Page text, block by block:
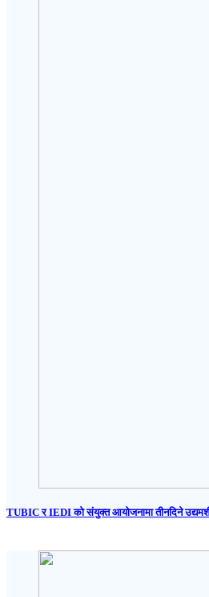
TUBIC र IEDI को संयुक्त आयोजनामा तीनदिने